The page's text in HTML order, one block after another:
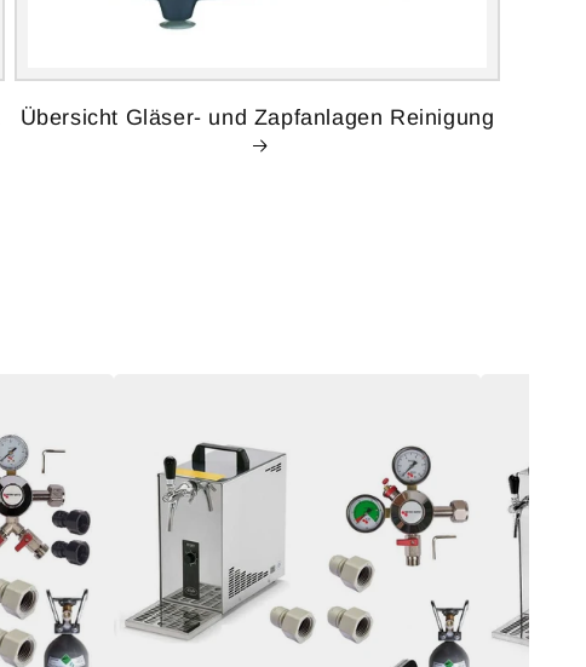
Übersicht Gläser- und Zapfanlagen Reinigung